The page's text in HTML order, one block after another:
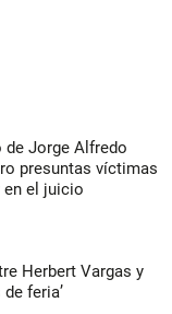
Jorge Alfredo
presuntas víctimas
en el juicio
Herbert Vargas y
feria’